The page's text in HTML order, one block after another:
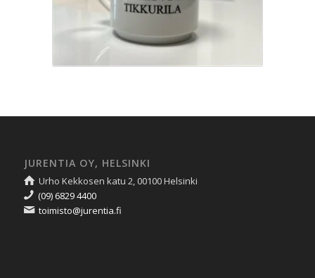
JURENTIA OY, HELSINKI
Urho Kekkosen katu 2, 00100 Helsinki
(09) 6829 4400
toimisto@jurentia.fi